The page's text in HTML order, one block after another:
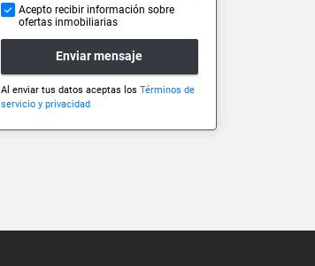
Acepto recibir información sobre
ofertas inmobiliarias
Enviar mensaje
Al enviar tus datos aceptas los Términos de
servicio y privacidad